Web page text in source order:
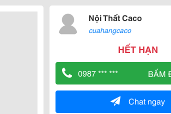
Nội Thất Caco
cuahangcaco
HẾT HẠN
0987 *** *** BẤM
Chat ngay